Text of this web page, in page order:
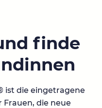
finde
ist die eingetragene
die neue